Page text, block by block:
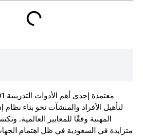
لتأهيل الأفراد والمنشآت نحو بناء نظام
المهنية وفقًا للمعايير العالمية.
متزايدة في السعودية في ظل اهتمام